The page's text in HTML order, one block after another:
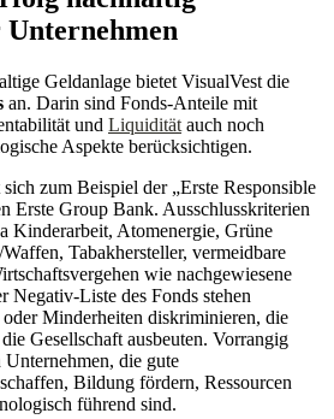
Geldanlage bietet VisualVest die
an. Darin sind Fonds-Anteile mit
und Liquidität auch noch
Aspekte berücksichtigen.
zum Beispiel der „Erste Responsible
Erste Group Bank. Ausschlusskriterien
Kinderarbeit, Atomenergie, Grüne
Tabakhersteller, vermeidbare
wie nachgewiesene
Negativ-Liste des Fonds stehen
Minderheiten diskriminieren, die
Gesellschaft ausbeuten. Vorrangig
die gute
Bildung fördern, Ressourcen
führend sind.